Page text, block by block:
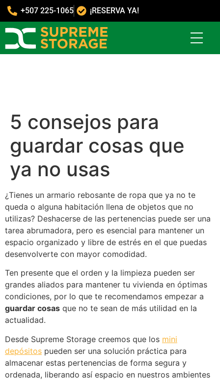
+507 225-1065 ¡RESERVA YA!
5 consejos para
guardar cosas que
ya no usas
¿Tienes un armario rebosante de ropa que ya no te
queda o alguna habitación llena de objetos que no
utilizas? Deshacerse de las pertenencias puede ser una
tarea abrumadora, pero es esencial para mantener un
espacio organizado y libre de estrés en el que puedas
desenvolverte con mayor comodidad.
Ten presente que el orden y la limpieza pueden ser
grandes aliados para mantener tu vivienda en óptimas
condiciones, por lo que te recomendamos empezar a
guardar cosas que no te sean de más utilidad en la
actualidad.
Desde Supreme Storage creemos que los mini
depósitos pueden ser una solución práctica para
almacenar estas pertenencias de forma segura y
ordenada, liberando así espacio en nuestros ambientes